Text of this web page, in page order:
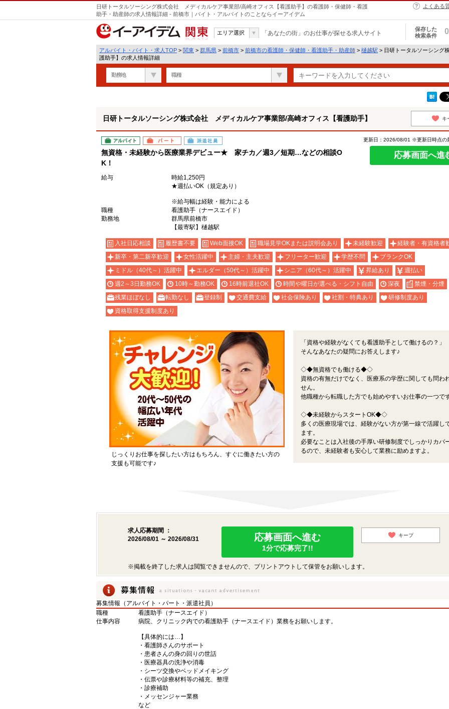
日研トータルソーシング株式会社 メディカルケア事業部/高崎オフィス【看護助手】の看護師・保健師・看護
助手・助産師の求人情報詳細 - 前橋市｜バイト・アルバイトのことならイーアイデム
よくある
関東
エリア選択 「あなたの街」のお仕事が探せる求人サイト
保存した
検索条件
0
アルバイト・バイト・求人TOP > 関東 > 群馬県 > 前橋市 > 前橋市の看護師・保健師・看護助手・助産師 > 樋越駅 > 日研トータルソーシング
護助手】の求人情報詳細
勤務地 職種
日研トータルソーシング株式会社 メディカルケア事業部/高崎オフィス【看護助手】 キ
アルバイト パート 派遣社員
無資格・未経験から医療業界デビュー★ 家チカ／週3／短期…などの相談O
K！
更新日：2026/08/01 ※更新日時点の
応募画面へ進
給与
時給1,250円
★週払いOK（規定あり）
※給与幅は経験・能力による
職種
看護助手（ナースエイド）
勤務地
群馬県前橋市
【最寄駅】樋越駅
入社日応相談 履歴書不要 Web面接OK 職場見学OKまたは説明会あり 未経験歓迎
経験者・有資格者
新卒・第二新卒歓迎
女性活躍中 主婦・主夫歓迎 フリーター歓迎 学歴不問
ブランクOK
ミドル（40代～）活躍中
エルダー（50代～）活躍中 シニア（60代～）活躍中 昇給あり
週払い
週2～3日勤務OK
10時～勤務OK 16時前退社OK 時間や曜日が選べる・シフト自由 深夜
禁煙・分煙
残業ほぼなし
転勤なし 登録制 交通費支給 社会保険あり 社割・特典あり
研修制度あり
資格取得支援制度あり
じっくりお仕事を探したい方はもちろん、すぐに働きたい方の
支援も可能です♪
「資格や経験がなくても看護助手として働けるの？」
そんなあなたの疑問にお答えします♪
◇◆無資格でも働ける◆◇
資格の有無だけでなく、医療系の学歴に関しても問わ
せん。
他職種から転職した方でも始めやすいお仕事の一つです
◇◆未経験からスタートOK◆◇
多くの医療現場では、経験がない方が第一線で活躍し
ます。
必要なことは入社後の手厚い研修制度でしっかりカバ
るので、未経験者も安心して業務に励めますよ。
求人応募期間 ：
2026/08/01 ～ 2026/08/31
応募画面へ進む
1分で応募完了!!
キープ
※掲載を終了した求人は閲覧できませんので、プリントアウトして保管をお願いします。
募集情報（アルバイト・パート・派遣社員）
職種
看護助手（ナースエイド）
仕事内容
病院、クリニック内での看護助手（ナースエイド）業務をお願いします。
【具体的には…】
・看護師さんのサポート
・患者さんの身の回りの世話
・医療器具の洗浄や消毒
・シーツ交換やベッドメイキング
・伝票や診療材料等の補充、整理
・診療補助
・メッセンジャー業務
など